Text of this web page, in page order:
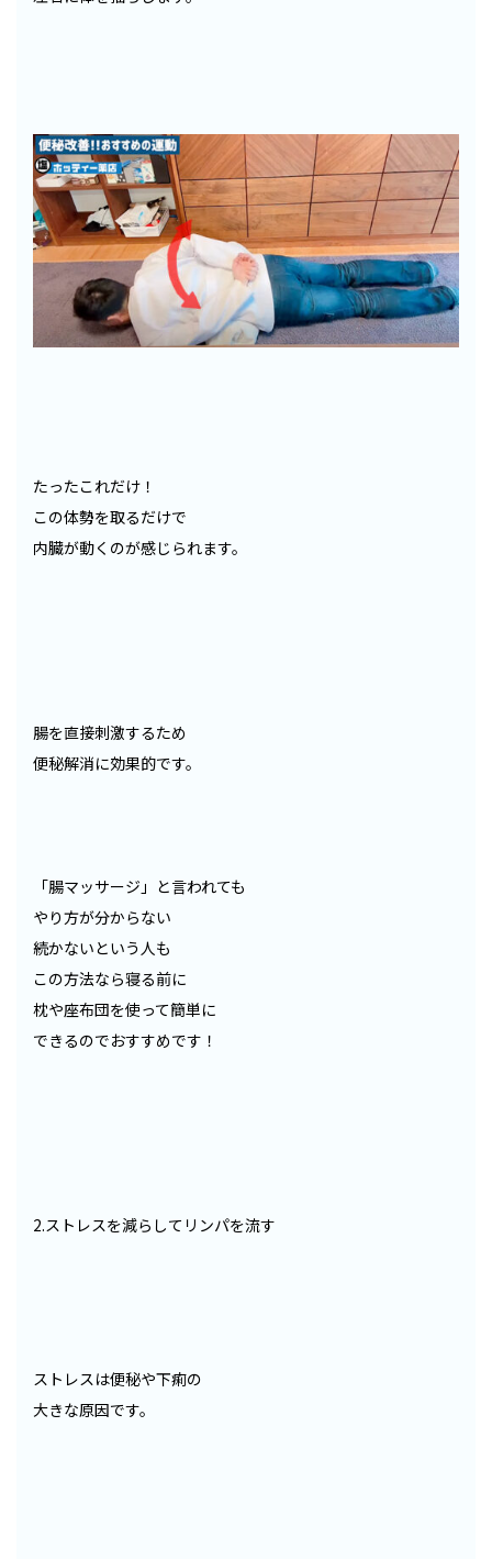
たったこれだけ！
この体勢を取るだけで
内臓が動くのが感じられます。
腸を直接刺激するため
便秘解消に効果的です。
「腸マッサージ」と言われても
やり方が分からない
続かないという人も
この方法なら寝る前に
枕や座布団を使って簡単に
できるのでおすすめです！
2.ストレスを減らしてリンパを流す
ストレスは便秘や下痢の
大きな原因です。